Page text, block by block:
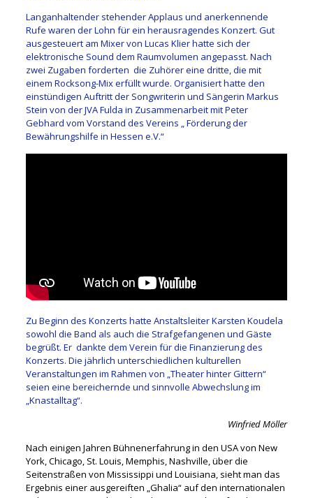
Langanhaltender stehender Applaus und anerkennende
Rufe waren der Lohn für ein herausragendes Konzert. Gut
ausgesteuert am Mixer von Lucas Klier hatte sich der
elektronische Sound dem Raumvolumen angepasst. Nach
zwei Zugaben forderten die Zuhörer eine dritte, die mit
einem Rocksong-Mix erfüllt wurde. Organisiert hatte den
einstündigen Auftritt der Songwriterin und Sängerin Markus
Stein von der JVA Fulda in Zusammenarbeit mit Peter
Gebhard vom Vorstand des Vereins „ Förderung der
Bewährungshilfe in Hessen e.V.“
Zu Beginn des Konzerts hatte Anstaltsleiter Karsten Koudela
sowohl die Band als auch die Strafgefangenen und Gäste
begrüßt. Er dankte dem Verein für die Finanzierung des
Konzerts. Die jährlich unterschiedlichen kulturellen
Veranstaltungen im Rahmen von „Theater hinter Gittern“
seien eine bereichernde und sinnvolle Abwechslung im
„Knastalltag“.
Winfried Möller
Nach einigen Jahren Bühnenerfahrung in den USA von New
York, Chicago, St. Louis, Memphis, Nashville, über die
Seitenstraßen von Mississippi und Louisiana, sieht man das
Ergebnis einer ausgereiften „Ghalia“ auf den internationalen